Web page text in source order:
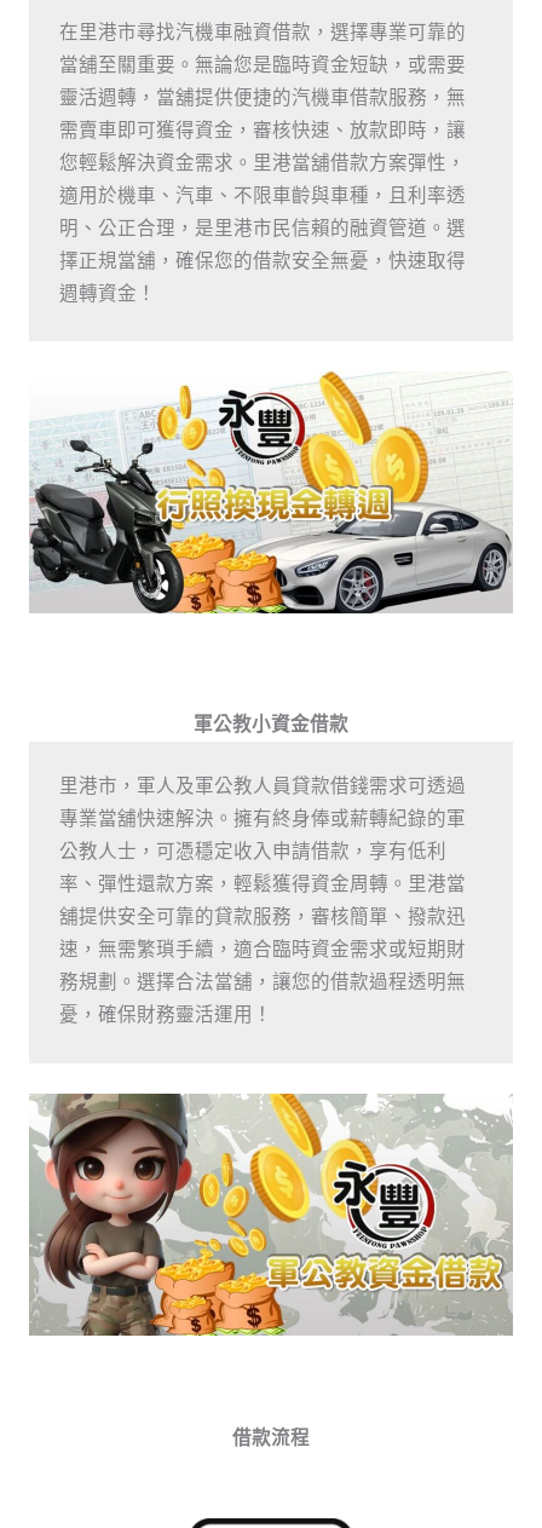
在里港市尋找汽機車融資借款，選擇專業可靠的
當舖至關重要。無論您是臨時資金短缺，或需要
靈活週轉，當舖提供便捷的汽機車借款服務，無
需賣車即可獲得資金，審核快速、放款即時，讓
您輕鬆解決資金需求。里港當舖借款方案彈性，
適用於機車、汽車、不限車齡與車種，且利率透
明、公正合理，是里港市民信賴的融資管道。選
擇正規當舖，確保您的借款安全無憂，快速取得
週轉資金！
軍公教小資金借款
里港市，軍人及軍公教人員貸款借錢需求可透過
專業當舖快速解決。擁有終身俸或薪轉紀錄的軍
公教人士，可憑穩定收入申請借款，享有低利
率、彈性還款方案，輕鬆獲得資金周轉。里港當
舖提供安全可靠的貸款服務，審核簡單、撥款迅
速，無需繁瑣手續，適合臨時資金需求或短期財
務規劃。選擇合法當舖，讓您的借款過程透明無
憂，確保財務靈活運用！
借款流程